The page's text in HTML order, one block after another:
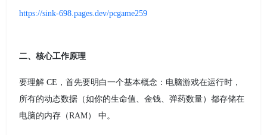
https://sink-698.pages.dev/pcgame259
二、核心工作原理
要理解 CE，首先要明白一个基本概念：电脑游戏在运行时，
所有的动态数据（如你的生命值、金钱、弹药数量）都存储在
电脑的内存（RAM） 中。